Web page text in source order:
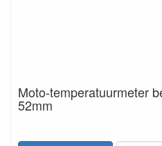
Moto-temperatuurmeter
52mm